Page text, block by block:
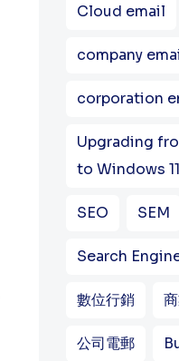
Cloud email
company
corporation
Upgrading
to Windows 11
SEO SEM
Search
數位行銷
公司電郵